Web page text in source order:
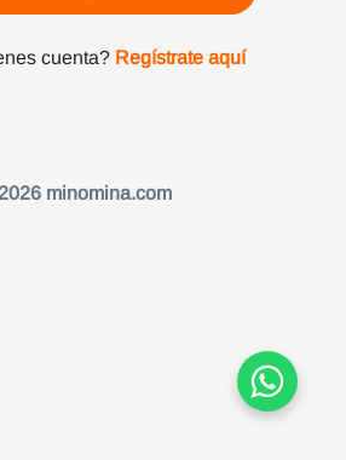
cuenta? Regístrate aquí
minomina.com